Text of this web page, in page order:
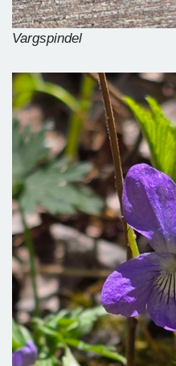
Vargspindel